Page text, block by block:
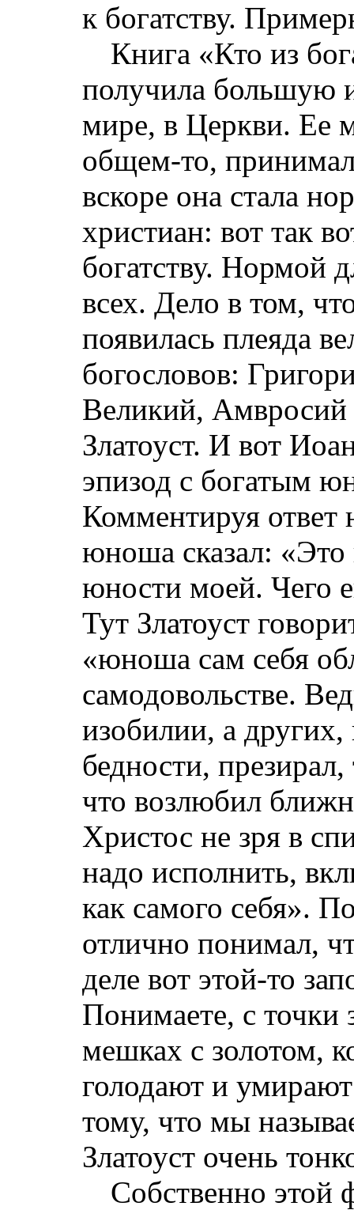
к богатству.
Книга «Кто из
получила большую
мире, в Церкви. Ее
общем-то,
вскоре она стала
христиан: вот так
богатству. Нормой
всех. Дело в том,
появилась плеяда
богословов:
Великий,
Златоуст. И вот
эпизод с богатым
Комментируя
юноша сказал: «Это
юности моей. Чего
Тут Златоуст
«юноша сам себя
самодовольстве.
изобилии, а
бедности,
что возлюбил
Христос не зря в
надо исполнить,
как самого себя».
отлично понимал,
деле вот этой-то
Понимаете, с точки
мешках с золотом,
голодают и
тому, что мы
Златоуст очень
Собственно этой